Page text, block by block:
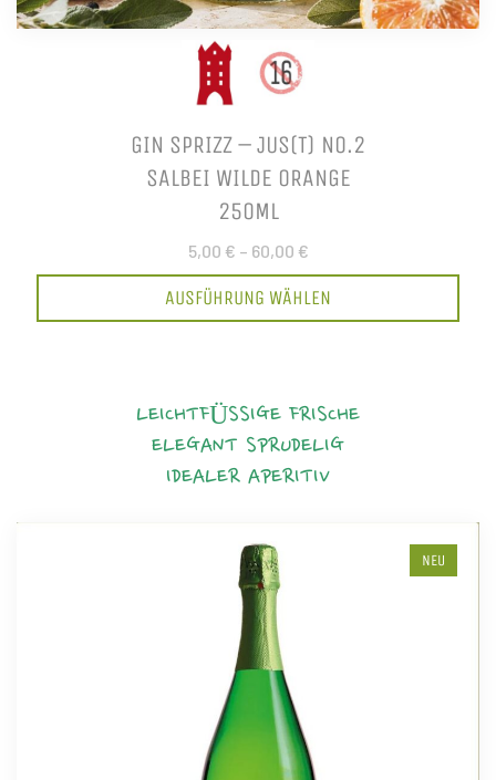
GIN SPRIZZ – JUS(T) NO.2
SALBEI WILDE ORANGE
250ML
5,00 € – 60,00 €
AUSFÜHRUNG WÄHLEN
LEICHTFÜSSIGE FRISCHE
ELEGANT SPRUDELIG
IDEALER APERITIV
NEU